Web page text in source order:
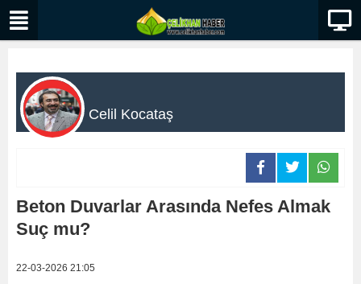
Celil Kocataş
Beton Duvarlar Arasında Nefes Almak
Suç mu?
22-03-2026 21:05